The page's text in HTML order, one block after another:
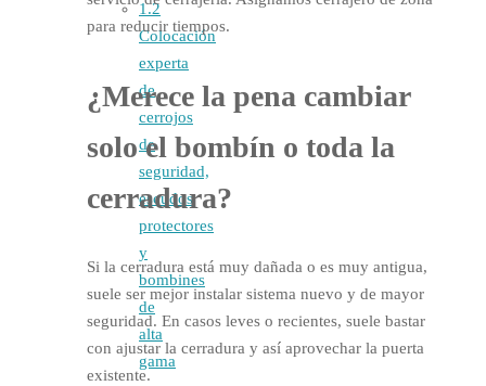
1.2
Colocación
experta
de
cerrojos
de
seguridad,
escudos
protectores
y
bombines
de
alta
gama
para reducir tiempos.
¿Merece la pena cambiar
solo el bombín o toda la
cerradura?
Si la cerradura está muy dañada o es muy antigua,
suele ser mejor instalar sistema nuevo y de mayor
seguridad. En casos leves o recientes, suele bastar
con ajustar la cerradura y así aprovechar la puerta
existente.